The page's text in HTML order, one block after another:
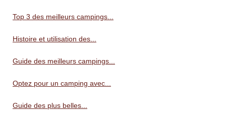
Top 3 des meilleurs campings...
Histoire et utilisation des...
Guide des meilleurs campings...
Optez pour un camping avec...
Guide des plus belles...